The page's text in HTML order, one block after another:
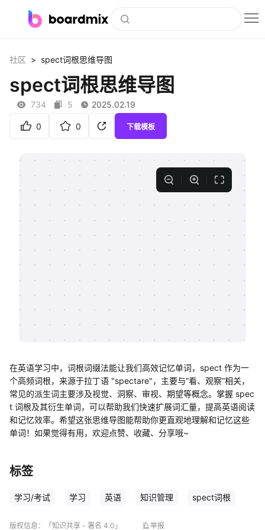
社区资源
下载
私有化部署
客户案例
支持
帮助中心
社区 > spect词根思维导图
spect词根思维导图
734 5 2025.02.19
0 0 下载模板
在英语学习中，词根词缀法能让我们高效记忆单词，spect 作为一
个高频词根，来源于拉丁语 "spectare"，主要与“看、观察”相关，
常见的派生词主要涉及视觉、洞察、审视、期望等概念。掌握 spec
t 词根及其衍生单词，可以帮助我们快速扩展词汇量，提高英语阅读
和记忆效率。希望这张思维导图能帮助你更直观地理解和记忆这些
单词！如果觉得有用，欢迎点赞、收藏、分享哦~
标签
学习/考试 学习 英语 知识管理 spect词根
版权信息： 「知识共享 - 署名 4.0」 举报